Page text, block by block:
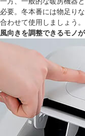
必要。冬本番には物足り
合わせて使用しましょう。
風向きを調整できるモノ